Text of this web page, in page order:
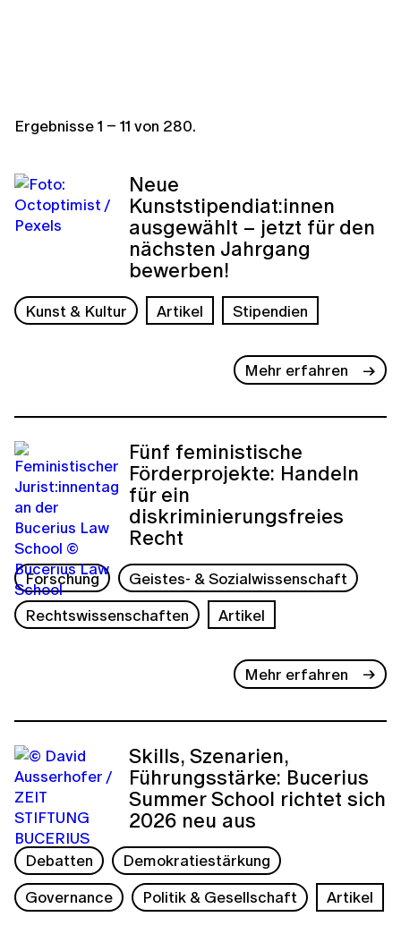
Ergebnisse1 – 11 von 280.
Neue
Kunststipendiat:innen
ausgewählt – jetzt für den
nächsten Jahrgang
bewerben!
Kunst & Kultur Artikel Stipendien
Mehr erfahren
Fünf feministische
Förderprojekte: Handeln
für ein
diskriminierungsfreies
Recht
Forschung
Geistes- & Sozialwissenschaft
Rechtswissenschaften
Artikel
Mehr erfahren
Skills, Szenarien,
Führungsstärke: Bucerius
Summer School richtet sich
2026 neu aus
Debatten
Demokratiestärkung
Governance
Politik & Gesellschaft Artikel